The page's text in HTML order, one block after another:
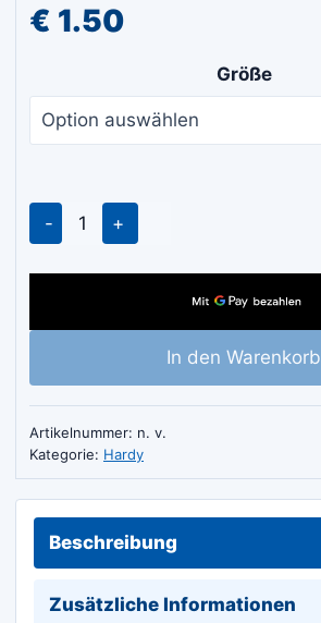
€ 1.50
Größe
Hardy
Nitrilbeschichtete
Arbeitshandschuhe
In den Warenkorb
Artikelnummer: n. v.
Kategorie: Hardy
Beschreibung
Zusätzliche Informationen